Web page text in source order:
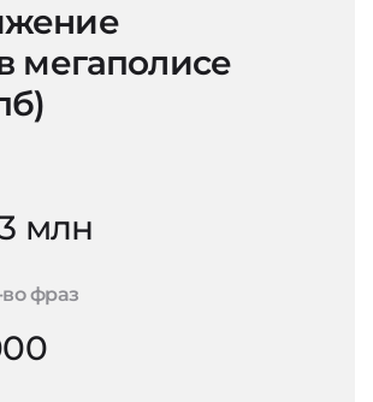
мегаполисе
млн
фраз